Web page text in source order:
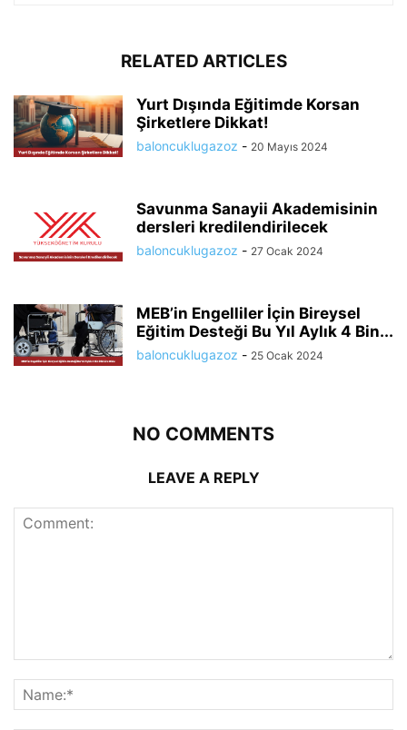
RELATED ARTICLES
Yurt Dışında Eğitimde Korsan
Şirketlere Dikkat!
baloncuklugazoz - 20 Mayıs 2024
Savunma Sanayii Akademisinin
dersleri kredilendirilecek
baloncuklugazoz - 27 Ocak 2024
MEB’in Engelliler İçin Bireysel
Eğitim Desteği Bu Yıl Aylık 4 Bin...
baloncuklugazoz - 25 Ocak 2024
NO COMMENTS
LEAVE A REPLY